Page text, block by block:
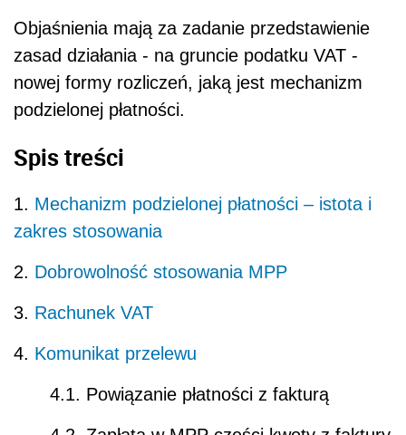
Objaśnienia mają za zadanie przedstawienie
zasad działania - na gruncie podatku VAT -
nowej formy rozliczeń, jaką jest mechanizm
podzielonej płatności.
Spis treści
1. Mechanizm podzielonej płatności – istota i
zakres stosowania
2. Dobrowolność stosowania MPP
3. Rachunek VAT
4. Komunikat przelewu
4.1. Powiązanie płatności z fakturą